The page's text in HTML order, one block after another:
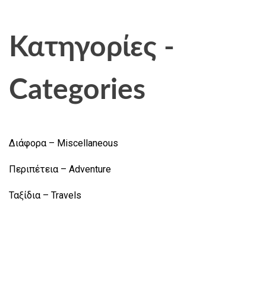
Κατηγορίες -
Categories
Διάφορα – Miscellaneous
Περιπέτεια – Adventure
Ταξίδια – Travels